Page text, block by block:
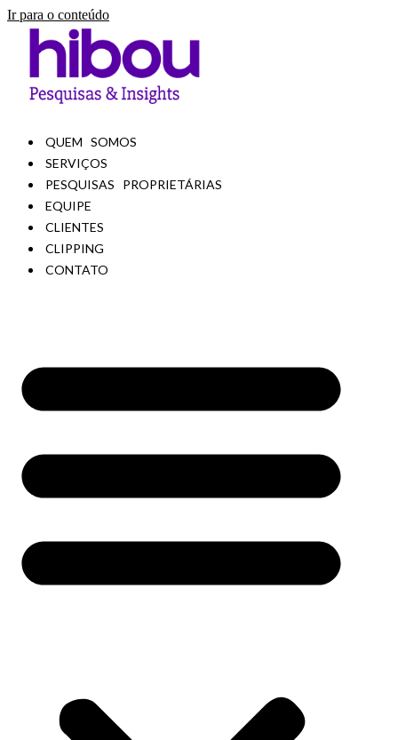
Ir para o conteúdo
QUEM SOMOS
SERVIÇOS
PESQUISAS PROPRIETÁRIAS
EQUIPE
CLIENTES
CLIPPING
CONTATO